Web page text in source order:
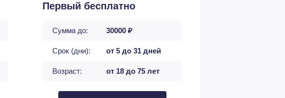
Первый бесплатно
Сумма до: 30000 ₽
Срок (дни): от 5 до 31 дней
Возраст: от 18 до 75 лет